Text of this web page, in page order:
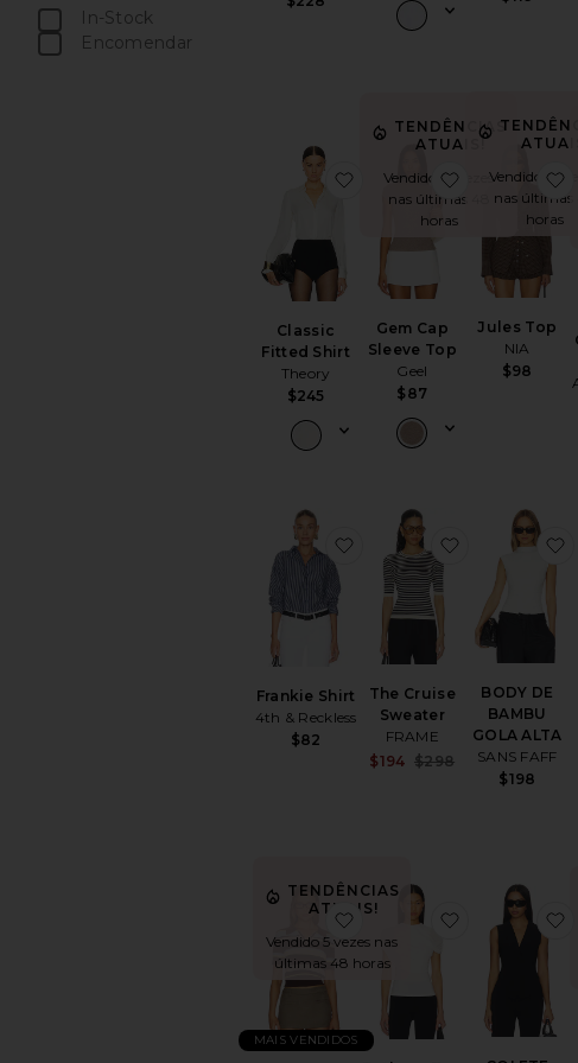
In-Stock
peças favoritas
Encomendar
Classic
Fitted Shirt
Theory
$245
favoritoClassic Fitted Shirt
TENDÊNCIAS
ATUAIS!
Vendido 17 vezes
nas últimas 48
horas
Gem Cap
Sleeve Top
Geel
$87
favoritoGem
Vendido 19
nas últimas
horas
Jules Top
NIA
$98
Frankie Shirt
4th & Reckless
$82
favoritoFrankie Shirt
The Cruise
Sweater
FRAME
Sale price:
$194
Previous price:
$298
favoritoThe
BODY DE
BAMBU
GOLA ALTA
SANS FAFF
$198
TENDÊNCIAS
ATUAIS!
Vendido 5 vezes nas
últimas 48 horas
MAIS VENDIDOS
favoritoMarlon Pique